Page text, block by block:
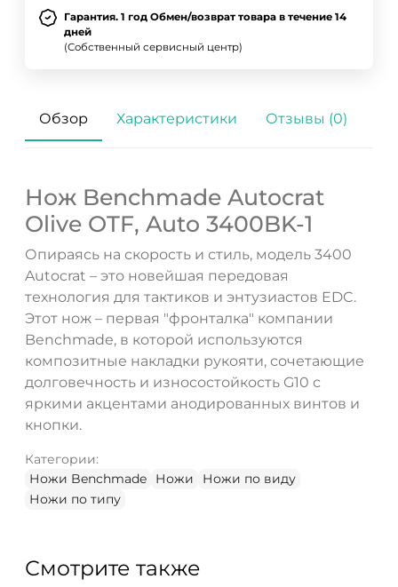
Гарантия. 1 год Обмен/возврат товара в течение 14
дней
(Собственный сервисный центр)
Обзор Характеристики Отзывы (0)
Нож Benchmade Autocrat
Olive OTF, Auto 3400BK-1
Опираясь на скорость и стиль, модель 3400
Autocrat – это новейшая передовая
технология для тактиков и энтузиастов EDC.
Этот нож – первая "фронталка" компании
Benchmade, в которой используются
композитные накладки рукояти, сочетающие
долговечность и износостойкость G10 с
яркими акцентами анодированных винтов и
кнопки.
Категории:
Ножи Benchmade
Ножи
Ножи по виду
Ножи по типу
Смотрите также
ДА НЕТ